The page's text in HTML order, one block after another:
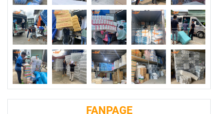
FANPAGE